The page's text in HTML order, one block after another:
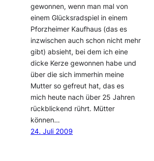
gewonnen, wenn man mal von
einem Glücksradspiel in einem
Pforzheimer Kaufhaus (das es
inzwischen auch schon nicht mehr
gibt) absieht, bei dem ich eine
dicke Kerze gewonnen habe und
über die sich immerhin meine
Mutter so gefreut hat, das es
mich heute nach über 25 Jahren
rückblickend rührt. Mütter
können…
24. Juli 2009